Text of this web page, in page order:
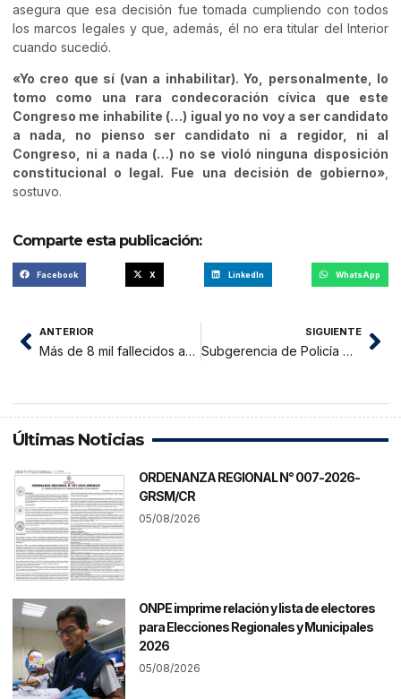
asegura que esa decisión fue tomada cumpliendo con todos
los marcos legales y que, además, él no era titular del Interior
cuando sucedió.
«Yo creo que sí (van a inhabilitar). Yo, personalmente, lo
tomo como una rara condecoración cívica que este
Congreso me inhabilite (…) igual yo no voy a ser candidato
a nada, no pienso ser candidato ni a regidor, ni al
Congreso, ni a nada (…) no se violó ninguna disposición
constitucional o legal. Fue una decisión de gobierno»
sostuvo.
Comparte esta publicación:
Facebook X LinkedIn WhatsApp
ANTERIOR
Más de 8 mil fallecidos aún figuran en el padrón electoral, según Reniec
SIGUIENTE
Subgerencia de Policía Municipal y Fiscalización. Inspeccionan calles en mal estado dejadas por EMAPA SM
Últimas Noticias
ORDENANZA REGIONAL N° 007-2026-
GRSM/CR
05/08/2026
ONPE imprime relación y lista de electores
para Elecciones Regionales y Municipales
2026
05/08/2026